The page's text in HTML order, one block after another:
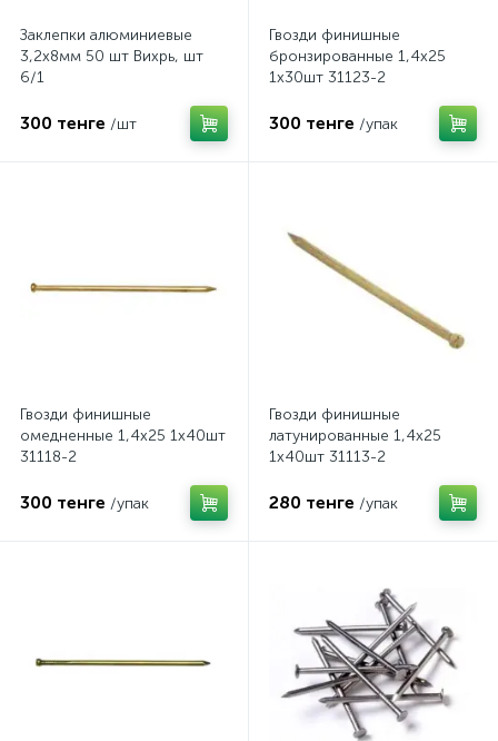
Заклепки алюминиевые
3,2х8мм 50 шт Вихрь, шт
6/1
300 тенге /шт
Гвозди финишные
бронзированные 1,4х25
1х30шт 31123-2
300 тенге /упак
Гвозди финишные
омедненные 1,4х25 1х40шт
31118-2
300 тенге /упак
Гвозди финишные
латунированные 1,4х25
1х40шт 31113-2
280 тенге /упак